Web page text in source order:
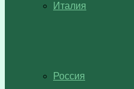
Италия
Россия